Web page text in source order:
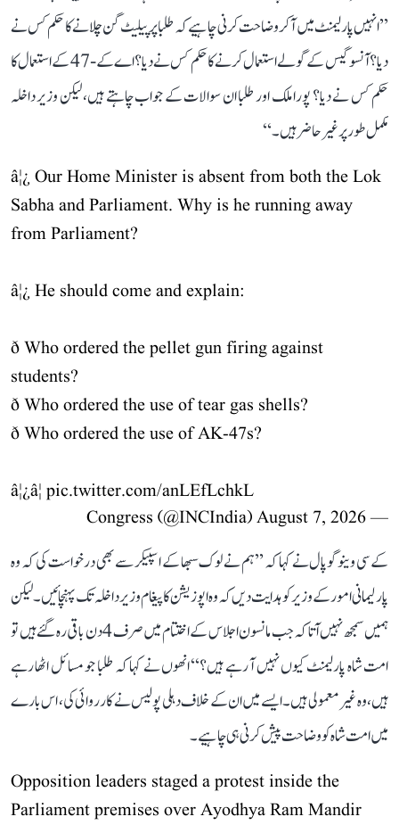
’’انہیں پارلیمنٹ میں آ کر وضاحت کرنی چاہیے کہ طلبا پر پیلیٹ گن چلانے کا حکم کس نے
دیا؟ آنسو گیس کے گولے استعمال کرنے کا حکم کس نے دیا؟ اے کے-47 کے استعمال کا
حکم کس نے دیا؟ پورا ملک اور طلبا ان سوالات کے جواب چاہتے ہیں، لیکن وزیر داخلہ
مکمل طور پر غیر حاضر ہیں۔‘‘
â¦¿ Our Home Minister is absent from both the Lok
Sabha and Parliament. Why is he running away
from Parliament?
â¦¿ He should come and explain:
ð Who ordered the pellet gun firing against
students?
ð Who ordered the use of tear gas shells?
ð Who ordered the use of AK-47s?
â¦¿â¦ pic.twitter.com/anLEfLchkL
— Congress (@INCIndia)
August 7, 2026
کے سی وینوگوپال نے کہا کہ ’’ہم نے لوک سبھا کے اسپیکر سے بھی درخواست کی کہ وہ
پارلیمانی امور کے وزیر کو ہدایت دیں کہ وہ اپوزیشن کا پیغام وزیر داخلہ تک پہنچائیں۔ لیکن
ہمیں سمجھ نہیں آتا کہ جب مانسون اجلاس کے اختتام میں صرف 4 دن باقی رہ گئے ہیں تو
امت شاہ پارلیمنٹ کیوں نہیں آ رہے ہیں؟‘‘ انھوں نے کہا کہ طلبا جو مسائل اٹھا رہے
ہیں، وہ غیر معمولی ہیں۔ ایسے میں ان کے خلاف دہلی پولیس نے کارروائی کی، اس بارے
میں امت شاہ کو وضاحت پیش کرنی ہی چاہیے۔
Opposition leaders staged a protest inside the
Parliament premises over Ayodhya Ram Mandir